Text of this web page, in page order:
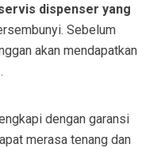
dispenser yang
Sebelum
akan mendapatkan
dengan garansi
merasa tenang dan